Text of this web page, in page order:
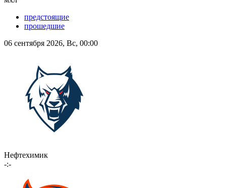
предстоящие
прошедшие
06 сентября 2026, Вс, 00:00
Нефтехимик
-:-